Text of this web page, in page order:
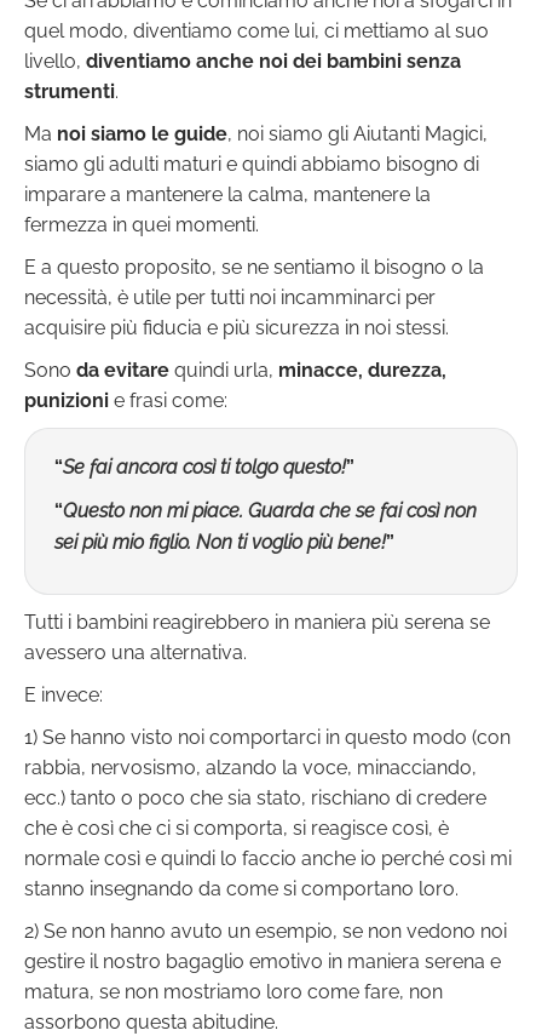
quel modo, diventiamo come lui, ci mettiamo al suo
livello, diventiamo anche noi dei bambini senza
strumenti.
Ma noi siamo le guide, noi siamo gli Aiutanti Magici,
siamo gli adulti maturi e quindi abbiamo bisogno di
imparare a mantenere la calma, mantenere la
fermezza in quei momenti.
E a questo proposito, se ne sentiamo il bisogno o la
necessità, è utile per tutti noi incamminarci per
acquisire più fiducia e più sicurezza in noi stessi.
Sono da evitare quindi urla, minacce, durezza,
punizioni e frasi come:
“Se fai ancora così ti tolgo questo!”
“Questo non mi piace. Guarda che se fai così non
sei più mio figlio. Non ti voglio più bene!”
Tutti i bambini reagirebbero in maniera più serena se
avessero una alternativa.
E invece:
1) Se hanno visto noi comportarci in questo modo (con
rabbia, nervosismo, alzando la voce, minacciando,
ecc.) tanto o poco che sia stato, rischiano di credere
che è così che ci si comporta, si reagisce così, è
normale così e quindi lo faccio anche io perché così mi
stanno insegnando da come si comportano loro.
2) Se non hanno avuto un esempio, se non vedono noi
gestire il nostro bagaglio emotivo in maniera serena e
matura, se non mostriamo loro come fare, non
assorbono questa abitudine.